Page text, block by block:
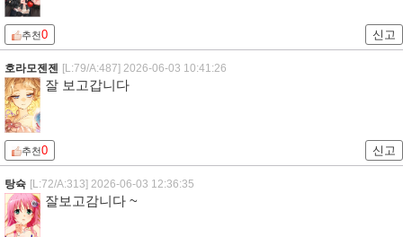
추천0 신고
호라모젠젠 [L:79/A:487] 2026-06-03 10:41:26
잘 보고갑니다
추천0 신고
탕슉 [L:72/A:313] 2026-06-03 12:36:35
잘보고감니다 ~